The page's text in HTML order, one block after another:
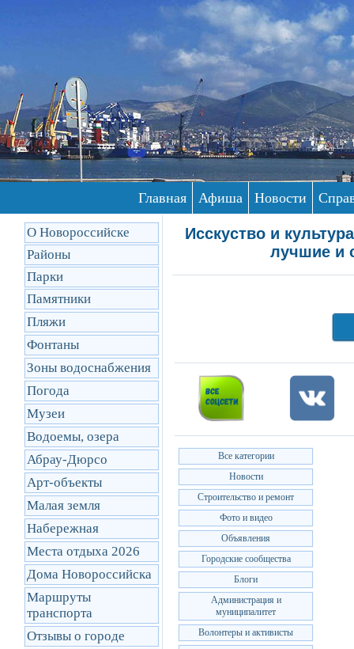
Главная Афиша Новости
О Новороссийске
Районы
Парки
Памятники
Пляжи
Фонтаны
Зоны водоснабжения
Погода
Музеи
Водоемы, озера
Абрау-Дюрсо
Арт-объекты
Малая земля
Набережная
Места отдыха 2026
Дома Новороссийска
Маршруты
транcпорта
Отзывы о городе
Исскуство и
лучшие и
Все категории
Новости
Строительство и ремонт
Фото и видео
Объявления
Городские сообщества
Блоги
Администрация и
муниципалитет
Волонтеры и активисты